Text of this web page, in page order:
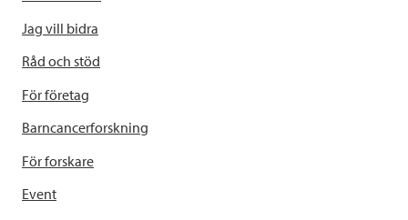
Jag vill bidra
Råd och stöd
För företag
Barncancerforskning
För forskare
Event